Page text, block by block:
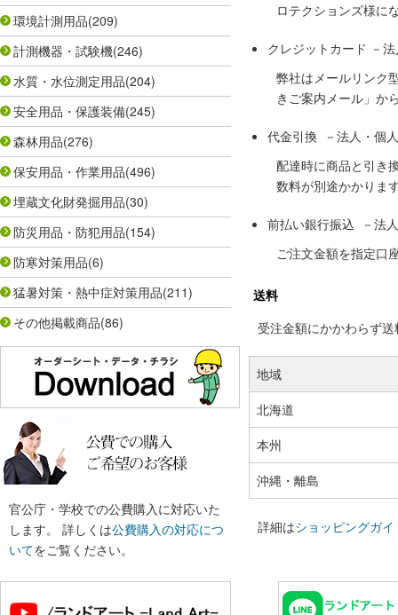
環境計測用品(209)
計測機器・試験機(246)
水質・水位測定用品(204)
安全用品・保護装備(245)
森林用品(276)
保安用品・作業用品(496)
埋蔵文化財発掘用品(30)
防災用品・防犯用品(154)
防寒対策用品(6)
猛暑対策・熱中症対策用品(211)
その他掲載商品(86)
官公庁・学校での公費購入に対応いた
します。 詳しくは公費購入の対応につ
いてをご覧ください。
ロテクションズ様に
クレジットカード －
弊社はメールリンク
きご案内メール」か
代金引換 －法人・個
配達時に商品と引き
数料が別途かかりま
前払い銀行振込 －法
ご注文金額を指定口
送料
受注金額にかかわらず
地域
北海道
本州
沖縄・離島
詳細はショッピングガイ